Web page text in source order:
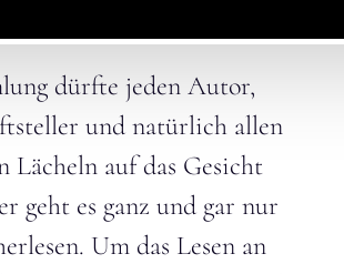
dürfte jeden Autor,
und natürlich allen
Lächeln auf das Gesicht
geht es ganz und gar nur
Um das Lesen an